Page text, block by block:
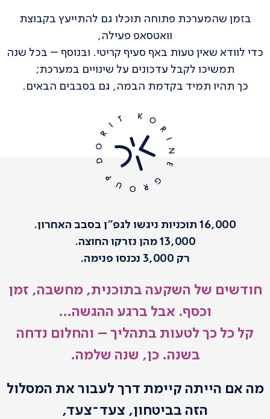
בזמן שהמערכת פתוחה תוכלו גם להתייעץ בקבוצת
וואטסאפ פעילה,
כדי לוודא שאין טעות באף סעיף קריטי. ובנוסף – בכל שנה
תמשיכו לקבל עדכונים על שינויים במערכת;
כך תהיו תמיד בקדמת הבמה, גם בסבבים הבאים.
16,000 תוכניות ניגשו לגפ"ן בסבב האחרון.
13,000 מהן נזרקו החוצה.
רק 3,000 נכנסו פנימה.
חודשים של השקעה בתוכנית, מחשבה, זמן
וכסף. אבל ברגע ההגשה…
קל כל כך לטעות בתהליך – והחלום נדחה
בשנה. כן, שנה שלמה.
מה אם הייתה קיימת דרך לעבור את המסלול
הזה בביטחון, צעד־צעד,